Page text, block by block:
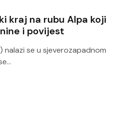
kraj na rubu Alpa koji
i povijest
nalazi se u sjeverozapadnom